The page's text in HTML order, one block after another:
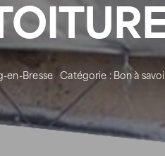
en-Bresse Catégorie :Bon à